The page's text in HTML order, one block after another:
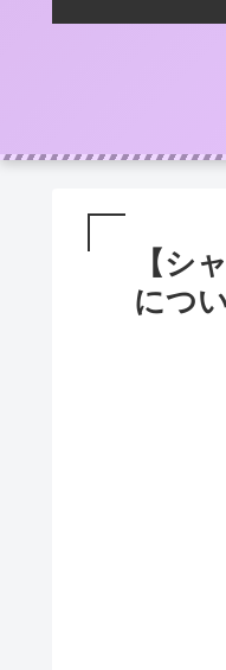
【シ
につ